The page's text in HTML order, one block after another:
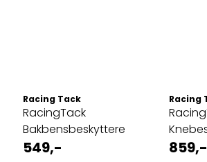
Racing Tack
RacingTack
Bakbensbeskyttere
549,-
Racing
445A/2
859,-